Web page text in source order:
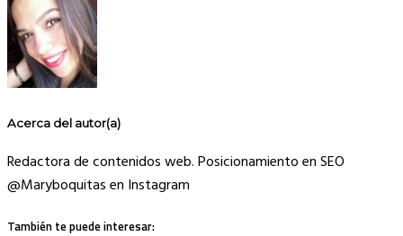
Acerca del autor(a)
Redactora de contenidos web. Posicionamiento en SEO
@Maryboquitas en Instagram
También te puede interesar: